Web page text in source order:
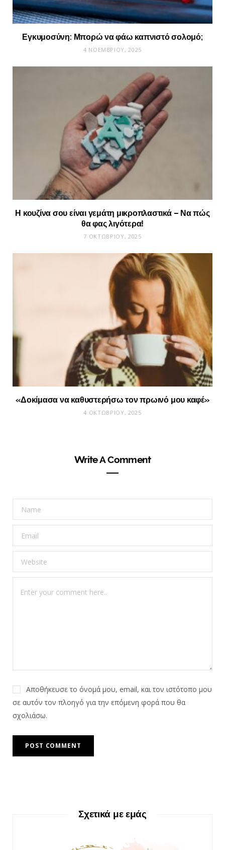
Εγκυμοσύνη: Μπορώ να φάω καπνιστό σολομό;
4 ΝΟΕΜΒΡΊΟΥ, 2025
Η κουζίνα σου είναι γεμάτη μικροπλαστικά – Να πώς
θα φας λιγότερα!
7 ΟΚΤΩΒΡΊΟΥ, 2025
«Δοκίμασα να καθυστερήσω τον πρωινό μου καφέ»
4 ΟΚΤΩΒΡΊΟΥ, 2025
Write A Comment
Αποθήκευσε το όνομά μου, email, και τον ιστότοπο μου
σε αυτόν τον πλοηγό για την επόμενη φορά που θα
σχολιάσω.
Σχετικά με εμάς